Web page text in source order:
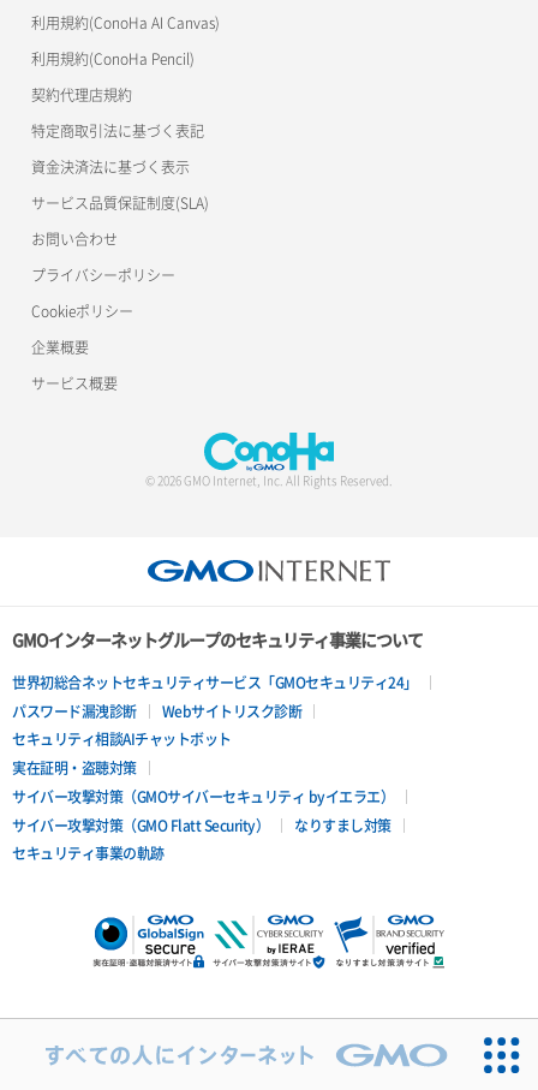
利用規約(ConoHa AI Canvas)
利用規約(ConoHa Pencil)
契約代理店規約
特定商取引法に基づく表記
資金決済法に基づく表示
サービス品質保証制度(SLA)
お問い合わせ
プライバシーポリシー
Cookieポリシー
企業概要
サービス概要
© 2026 GMO Internet, Inc. All Rights Reserved.
GMOインターネットグループのセキュリティ事業について
世界初総合ネットセキュリティサービス「GMOセキュリティ24」
パスワード漏洩診断
Webサイトリスク診断
セキュリティ相談AIチャットボット
実在証明・盗聴対策
サイバー攻撃対策（GMOサイバーセキュリティ byイエラエ）
サイバー攻撃対策（GMO Flatt Security）
なりすまし対策
セキュリティ事業の軌跡